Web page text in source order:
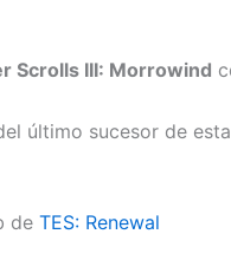
Scrolls III: Morrowind
último sucesor de
de TES: Renewal